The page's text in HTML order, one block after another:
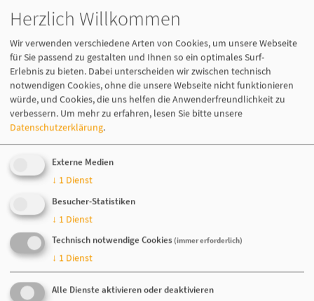
Initiative Deutsche Zahlungssysteme e. V.
Burgstraße 28
10178 Berlin
Tel. +49 (0) 30 509 313 300
Satzung der Initiative Deutsche
Zahlungssysteme e.V.
Download
Aktuelle Beitragsordnung
Download
Herzlich Willkommen
Wir verwenden verschiedene Arten von Cookies, um unsere Webseite
für Sie passend zu gestalten und Ihnen so ein optimales Surf-
Erlebnis zu bieten. Dabei unterscheiden wir zwischen technisch
notwendigen Cookies, ohne die unsere Webseite nicht funktionieren
würde, und Cookies, die uns helfen die Anwenderfreundlichkeit zu
verbessern. Um mehr zu erfahren, lesen Sie bitte unsere
Datenschutzerklärung.
Externe Medien
↓ 1 Dienst
Besucher-Statistiken
↓ 1 Dienst
Technisch notwendige Cookies (immer erforderlich)
↓ 1 Dienst
Alle Dienste aktivieren oder deaktivieren